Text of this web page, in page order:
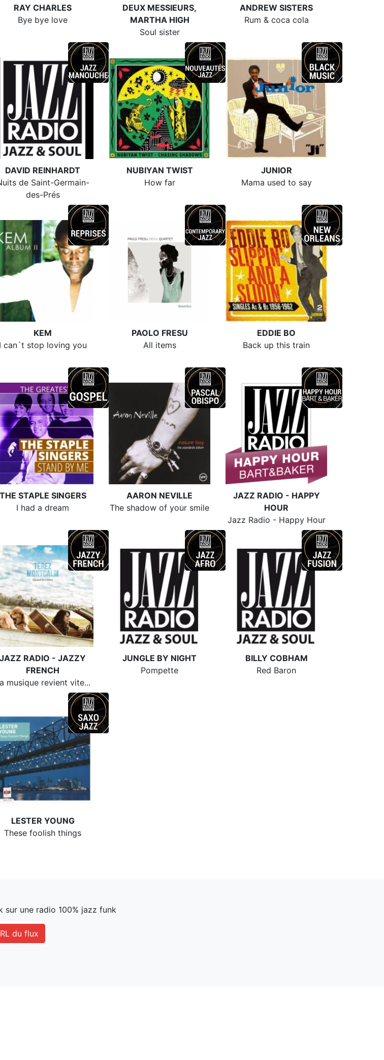
RAY CHARLES
Bye bye love
DEUX MESSIEURS,
MARTHA HIGH
Soul sister
ANDREW SISTERS
Rum & coca cola
DAVID REINHARDT
de Saint-Germain-
des-Prés
NUBIYAN TWIST
How far
JUNIOR
Mama used to say
KEM
I can´t stop loving you
PAOLO FRESU
All items
EDDIE BO
Back up this train
THE STAPLE SINGERS
I had a dream
AARON NEVILLE
The shadow of your smile
JAZZ RADIO - HAPPY
HOUR
Jazz Radio - Happy Hour
JAZZ RADIO - JAZZY
FRENCH
musique revient vite...
JUNGLE BY NIGHT
Pompette
BILLY COBHAM
Red Baron
LESTER YOUNG
These foolish things
sur une radio 100% jazz funk
du flux